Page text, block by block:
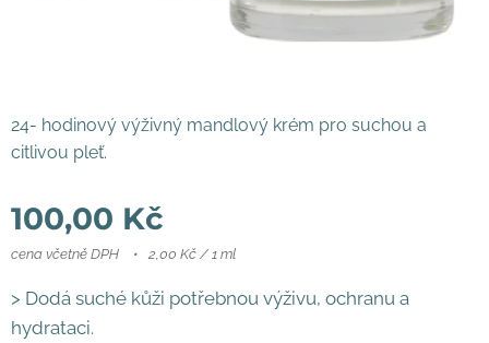
24- hodinový výživný mandlový krém pro suchou a
citlivou pleť.
100,00 Kč
cena včetně DPH 2,00 Kč / 1 ml
> Dodá suché kůži potřebnou výživu, ochranu a
hydrataci.